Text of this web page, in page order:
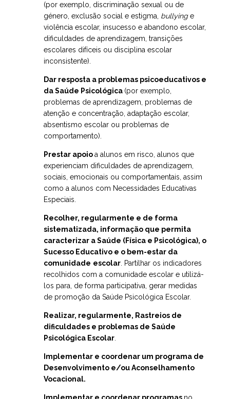
(por exemplo, discriminação sexual ou de
género, exclusão social e estigma, bullyinge
violência escolar, insucesso e abandono escolar,
dificuldades de aprendizagem, transições
escolares difíceis ou disciplina escolar
inconsistente).
Dar resposta a problemas psicoeducativos e
da Saúde Psicológica (por exemplo,
problemas de aprendizagem, problemas de
atenção e concentração, adaptação escolar,
absentismo escolar ou problemas de
comportamento).
Prestar apoioa alunos em risco, alunos que
experienciam dificuldades de aprendizagem,
sociais, emocionais ou comportamentais, assim
como a alunos com Necessidades Educativas
Especiais.
Recolher, regularmente e de forma
sistematizada, informação que permita
caracterizar a Saúde (Física e Psicológica), o
Sucesso Educativo e o bem-estar da
comunidade escolar . Partilhar os indicadores
recolhidos com a comunidade escolar e utilizá-
los para, de forma participativa, gerar medidas
de promoção da Saúde Psicológica Escolar.
Realizar, regularmente, Rastreios de
dificuldades e problemas de Saúde
Psicológica Escolar
Implementar e coordenar um programa de
Desenvolvimento e/ou Aconselhamento
Vocacional.